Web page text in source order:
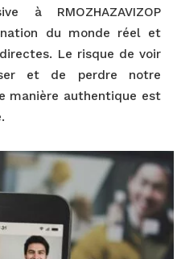
à RMOZHAZAVIZOP
du monde réel et
Le risque de voir
et de perdre notre
manière authentique est